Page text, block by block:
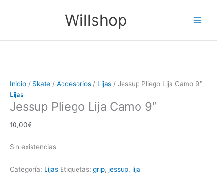
Willshop
Inicio / Skate / Accesorios / Lijas / Jessup Pliego Lija Camo 9″
Lijas
Jessup Pliego Lija Camo 9″
10,00€
Sin existencias
Categoría: Lijas Etiquetas: grip, jessup, lija